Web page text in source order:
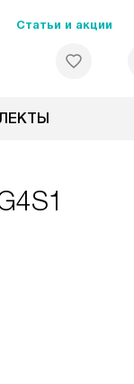
Статьи и акции